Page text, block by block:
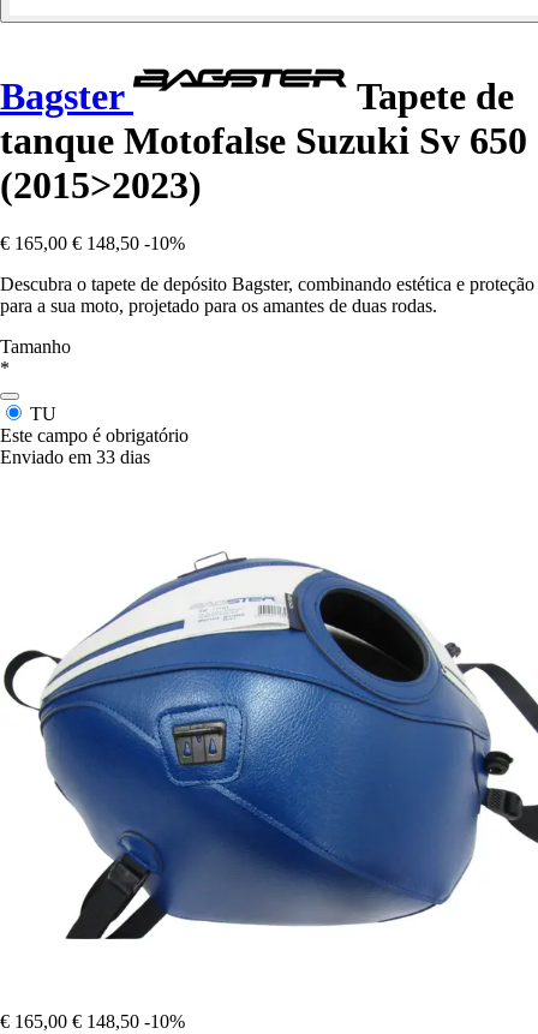
Bagster
Tapete de
tanque Motofalse Suzuki Sv 650
(2015>2023)
€ 165,00 € 148,50 -10%
Descubra o tapete de depósito Bagster, combinando estética e proteção
para a sua moto, projetado para os amantes de duas rodas.
Tamanho
*
TU
Este campo é obrigatório
Enviado em 33 dias
€ 165,00 € 148,50 -10%